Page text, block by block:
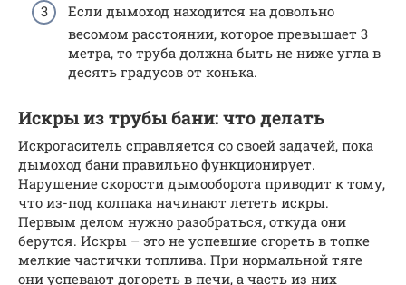
Если дымоход находится на довольно
весомом расстоянии, которое превышает 3
метра, то труба должна быть не ниже угла в
десять градусов от конька.
Искры из трубы бани: что делать
Искрогаситель справляется со своей задачей, пока
дымоход бани правильно функционирует.
Нарушение скорости дымооборота приводит к тому,
что из-под колпака начинают лететь искры.
Первым делом нужно разобраться, откуда они
берутся. Искры – это не успевшие сгореть в топке
мелкие частички топлива. При нормальной тяге
они успевают догореть в печи, а часть из них